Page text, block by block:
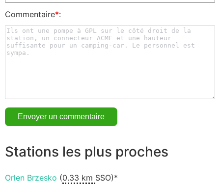
Commentaire*:
Stations les plus proches
Orlen Brzesko (0.33 km SSO)*